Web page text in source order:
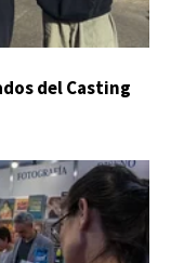
del Casting